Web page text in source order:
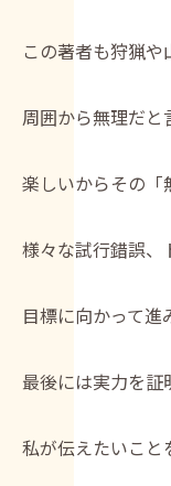
この著者も狩猟や
周囲から無理だと
楽しいからその「
様々な試行錯誤、
目標に向かって進
最後には実力を証
私が伝えたいこと